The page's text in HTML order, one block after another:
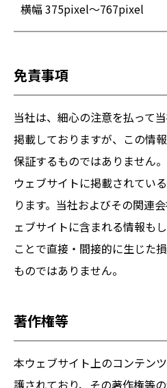
横幅 375pixel～767pixel
免責事項
当社は、細心の注意を払って
掲載しておりますが、この情
保証するものではありません
ウェブサイトに掲載されてい
ります。当社およびその関連
ェブサイトに含まれる情報も
ことで直接・間接的に生じた
ものではありません。
著作権等
本ウェブサイト上のコンテン
護されており、その著作権等